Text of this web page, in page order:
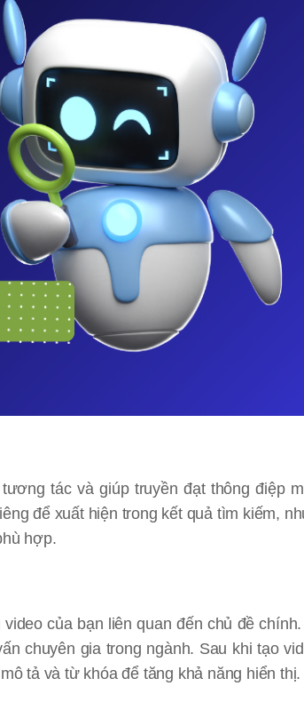
tác và giúp truyền đạt thông điệp
để xuất hiện trong kết quả tìm kiếm,
hợp.
của bạn liên quan đến chủ đề
chuyên gia trong ngành. Sau khi tạo
tả và từ khóa để tăng khả năng hiển thị.